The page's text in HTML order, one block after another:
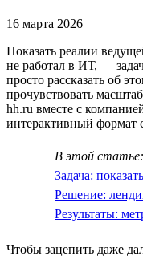
16 марта 2026
Показать реалии
не работал в ИТ, —
просто рассказать об
прочувствовать
hh.ru вместе с
интерактивный формат
В этой статье:
Задача:
Решение:
Результаты:
Чтобы зацепить даже